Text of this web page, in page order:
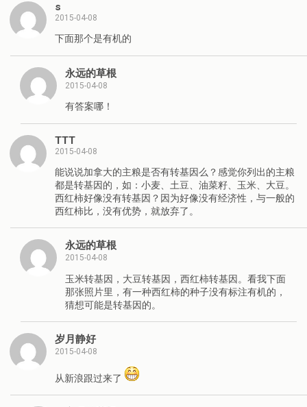
s
2015-04-08
下面那个是有机的
永远的草根
2015-04-08
有答案哪！
TTT
2015-04-08
能说说加拿大的主粮是否有转基因么？感觉你列出的主粮
都是转基因的，如：小麦、土豆、油菜籽、玉米、大豆。
西红柿好像没有转基因？因为好像没有经济性，与一般的
西红柿比，没有优势，就放弃了。
永远的草根
2015-04-08
玉米转基因，大豆转基因，西红柿转基因。看我下面
那张照片里，有一种西红柿的种子没有标注有机的，
猜想可能是转基因的。
岁月静好
2015-04-08
从新浪跟过来了